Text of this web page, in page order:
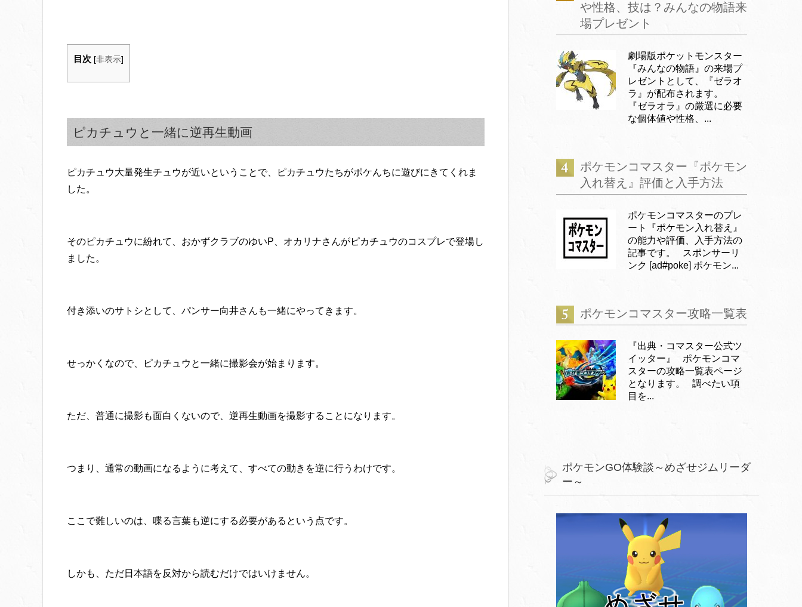
目次 [非表示]
ピカチュウと一緒に逆再生動画
ピカチュウ大量発生チュウが近いということで、ピカチュウたちがポケんちに遊びにきてくれま
した。
そのピカチュウに紛れて、おかずクラブのゆいP、オカリナさんがピカチュウのコスプレで登場し
ました。
付き添いのサトシとして、パンサー向井さんも一緒にやってきます。
せっかくなので、ピカチュウと一緒に撮影会が始まります。
ただ、普通に撮影も面白くないので、逆再生動画を撮影することになります。
つまり、通常の動画になるように考えて、すべての動きを逆に行うわけです。
ここで難しいのは、喋る言葉も逆にする必要があるという点です。
しかも、ただ日本語を反対から読むだけではいけません。
や性格、技は？みんなの物語来
場プレゼント
劇場版ポケットモンスター
『みんなの物語』の来場プ
レゼントとして、『ゼラオ
ラ』が配布されます。
『ゼラオラ』の厳選に必要
な個体値や性格、...
ポケモンコマスター『ポケモン
入れ替え』評価と入手方法
ポケモンコマスターのプレ
ート『ポケモン入れ替え』
の能力や評価、入手方法の
記事です。 スポンサーリ
ンク [ad#poke] ポケモン...
ポケモンコマスター攻略一覧表
『出典・コマスター公式ツ
イッター』 ポケモンコマ
スターの攻略一覧表ページ
となります。 調べたい項
目を...
ポケモンGO体験談～めざせジムリーダ
ー～